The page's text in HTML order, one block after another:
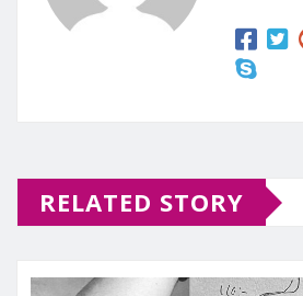
RELATED STORY